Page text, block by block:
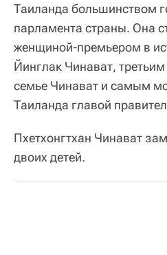
Таиланда большинством
парламента страны. Она
женщиной-премьером в
Йинглак Чинават,
семье Чинават и самым
Таиланда главой
Пхетхонгтхан Чинават
двоих детей.